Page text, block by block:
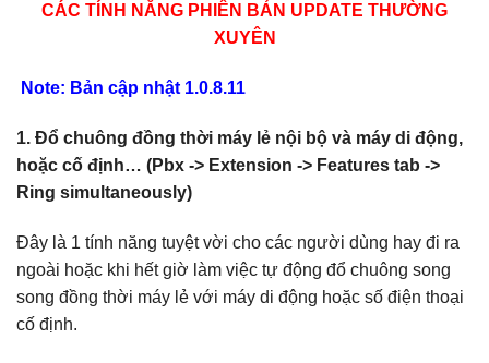
CÁC TÍNH NĂNG PHIÊN BẢN UPDATE THƯỜNG
XUYÊN
Note: Bản cập nhật 1.0.8.11
1. Đổ chuông đồng thời máy lẻ nội bộ và máy di động,
hoặc cố định… (Pbx -> Extension -> Features tab ->
Ring simultaneously)
Đây là 1 tính năng tuyệt vời cho các người dùng hay đi ra
ngoài hoặc khi hết giờ làm việc tự động đổ chuông song
song đồng thời máy lẻ với máy di động hoặc số điện thoại
cố định.